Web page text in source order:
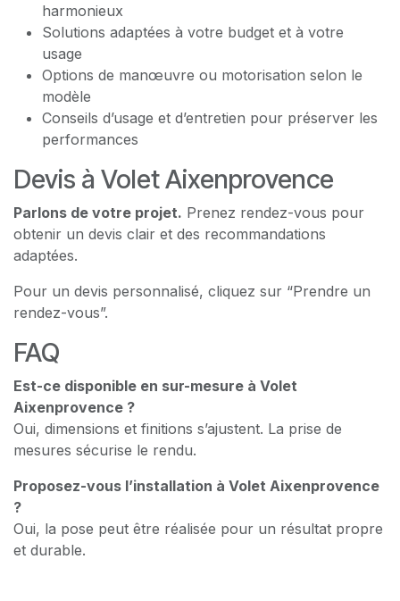
harmonieux
Solutions adaptées à votre budget et à votre
usage
Options de manœuvre ou motorisation selon le
modèle
Conseils d’usage et d’entretien pour préserver les
performances
Devis à Volet Aixenprovence
Parlons de votre projet. Prenez rendez-vous pour
obtenir un devis clair et des recommandations
adaptées.
Pour un devis personnalisé, cliquez sur “Prendre un
rendez-vous”.
FAQ
Est-ce disponible en sur-mesure à Volet
Aixenprovence ?
Oui, dimensions et finitions s’ajustent. La prise de
mesures sécurise le rendu.
Proposez-vous l’installation à Volet Aixenprovence
?
Oui, la pose peut être réalisée pour un résultat propre
et durable.